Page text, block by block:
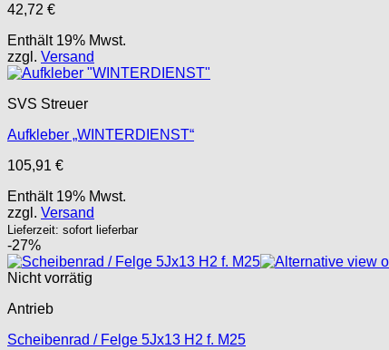
42,72 €
Enthält 19% Mwst.
zzgl. Versand
SVS Streuer
Aufkleber „WINTERDIENST“
105,91 €
Enthält 19% Mwst.
zzgl. Versand
Lieferzeit: sofort lieferbar
-27%
Nicht vorrätig
Antrieb
Scheibenrad / Felge 5Jx13 H2 f. M25